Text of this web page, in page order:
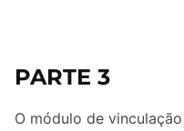
PARTE 3
O módulo de